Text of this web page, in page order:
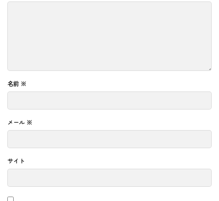
名前 ※
メール ※
サイト